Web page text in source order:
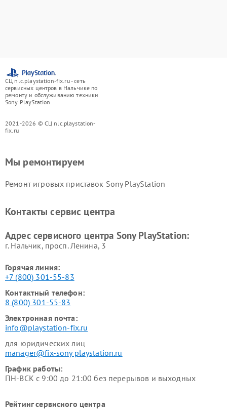
СЦ nlc.playstation-fix.ru - сеть
сервисных центров в Нальчике по
ремонту и обслуживанию техники
Sony PlayStation
2021-2026 © СЦ nlc.playstation-
fix.ru
Мы ремонтируем
Ремонт игровых приставок Sony PlayStation
Контакты сервис центра
Адрес сервисного центра Sony PlayStation:
г. Нальчик, просп. Ленина, 3
Горячая линия:
+7 (800) 301-55-83
Контактный телефон:
8 (800) 301-55-83
Электронная почта:
info@playstation-fix.ru
для юридических лиц
manager@fix-sony playstation.ru
График работы:
ПН-ВСК с 9:00 до 21:00 без перерывов и выходных
Рейтинг сервисного центра